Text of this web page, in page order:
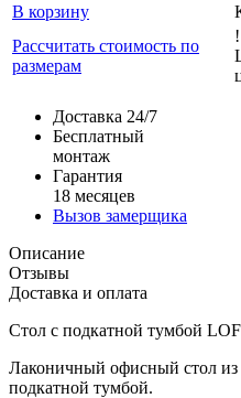
В корзину
Рассчитать стоимость по
размерам
!
Доставка 24/7
Бесплатный
монтаж
Гарантия
18 месяцев
Вызов замерщика
Описание
Отзывы
Доставка и оплата
Стол с подкатной тумбой
Лаконичный офисный стол
подкатной тумбой.